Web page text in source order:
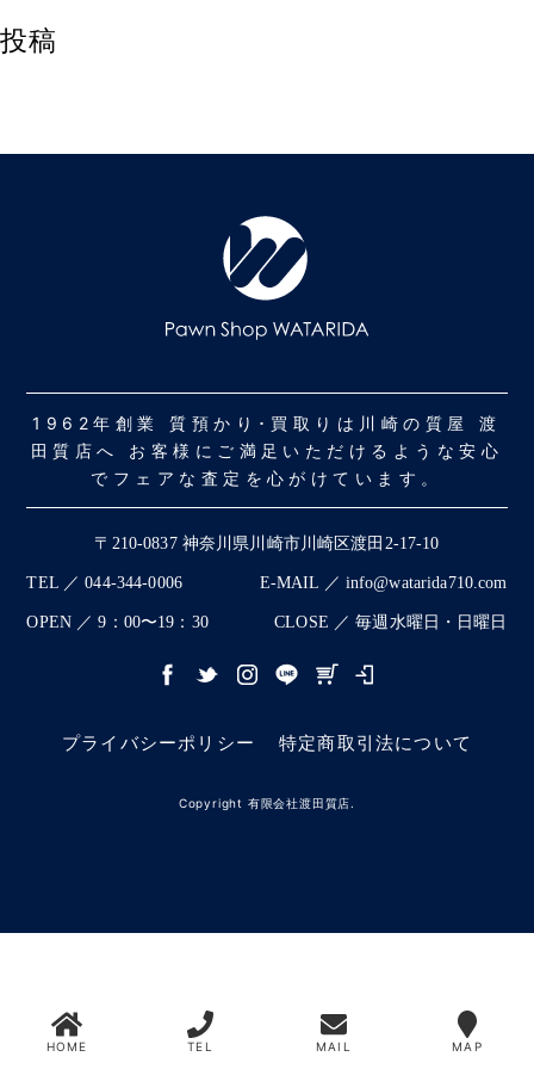
投稿
1962年創業 質預かり･買取りは川崎の質屋 渡
田質店へ お客様にご満足いただけるような安心
でフェアな査定を心がけています。
〒210-0837 神奈川県川崎市川崎区渡田2-17-10
TEL ／ 044-344-0006 E-MAIL ／ info@watarida710.com
OPEN ／ 9：00〜19：30 CLOSE ／ 毎週水曜日・日曜日
プライバシーポリシー 特定商取引法について
Copyright 有限会社渡田質店.
HOME TEL MAIL MAP